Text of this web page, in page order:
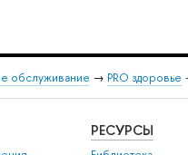
обслуживание → PRO здоровье
РЕСУРСЫ